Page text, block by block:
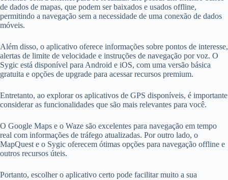
de dados de mapas, que podem ser baixados e usados ​​offline,
permitindo a navegação sem a necessidade de uma conexão de dados
móveis.
Além disso, o aplicativo oferece informações sobre pontos de interesse,
alertas de limite de velocidade e instruções de navegação por voz. O
Sygic está disponível para Android e iOS, com uma versão básica
gratuita e opções de upgrade para acessar recursos premium.
Entretanto, ao explorar os aplicativos de GPS disponíveis, é importante
considerar as funcionalidades que são mais relevantes para você.
O Google Maps e o Waze são excelentes para navegação em tempo
real com informações de tráfego atualizadas. Por outro lado, o
MapQuest e o Sygic oferecem ótimas opções para navegação offline e
outros recursos úteis.
Portanto, escolher o aplicativo certo pode facilitar muito a sua